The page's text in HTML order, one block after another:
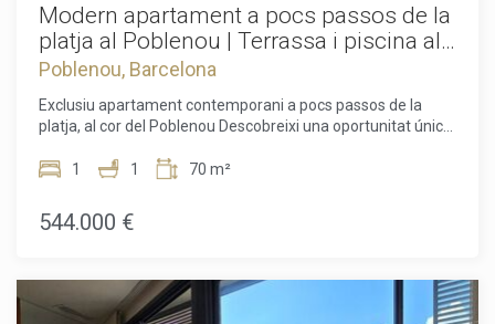
Modern apartament a pocs passos de la
platja al Poblenou | Terrassa i piscina al
terrat
Poblenou, Barcelona
Exclusiu apartament contemporani a pocs passos de la
platja, al cor del Poblenou Descobreixi una oportunitat única
contemporani en un dels barris més cotitzats de Barcelona.
impecable habitatge de 70 m², construït l'any 2019,
combina a la perfecció disseny modern, confort i un estil de
ampli i lluminós saló-menjador, una moderna cuina
totalment equipada, un espaiós dormitori doble i un elegant
1 1 70 m²
544.000 €